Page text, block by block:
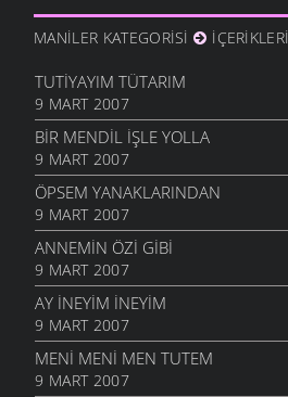
MANILER KATEGORISI İÇERIKLERI
TUTIYAYIM TÜTARIM
9 MART 2007
BIR MENDIL IŞLE YOLLA
9 MART 2007
ÖPSEM YANAKLARINDAN
9 MART 2007
ANNEMIN ÖZI GIBI
9 MART 2007
AY INEYIM INEYIM
9 MART 2007
MENI MENI MEN TUTEM
9 MART 2007